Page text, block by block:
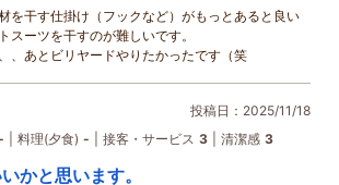
を干す仕掛け（フックなど）がもっとあると良い
スーツを干すのが難しいです。
、あとビリヤードやりたかったです（笑
投稿日：2025/11/18
料理(夕食) - 接客・サービス 3 清潔感 3
かと思います。